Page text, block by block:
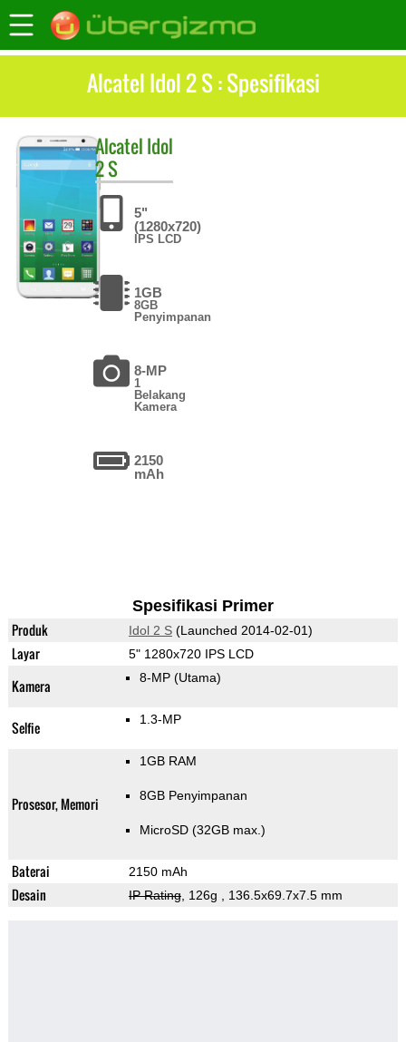
Alcatel Idol 2 S : Spesifikasi
Alcatel Idol
2 S
5"
(1280x720)
IPS LCD
1GB
8GB
Penyimpanan
8-MP
1
Belakang
Kamera
2150
mAh
Spesifikasi Primer
Produk Idol 2 S(Launched 2014-02-01)
Layar 5" 1280x720 IPS LCD
Kamera 8-MP (Utama)
Selfie 1.3-MP
Prosesor, Memori
1GB RAM
8GB Penyimpanan
MicroSD (32GB max.)
Baterai 2150 mAh
Desain IP Rating, 126g , 136.5x69.7x7.5 mm